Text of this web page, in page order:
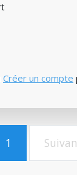
Créer un compte
1